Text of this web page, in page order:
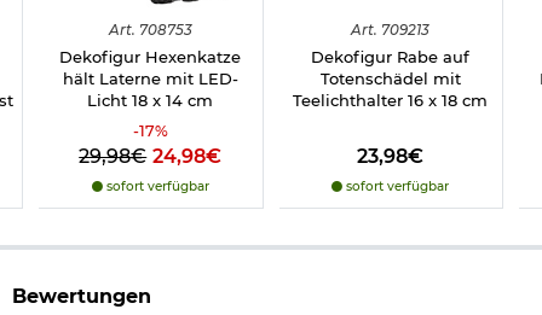
Art. 708753
Dekofigur Hexenkatze
hält Laterne mit LED-
Licht 18 x 14 cm
-17%
29,98€ 24,98€
sofort verfügbar
Art. 709213
Dekofigur Rabe auf
Totenschädel mit
Teelichthalter 16 x 18 cm
23,98€
sofort verfügbar
Bewertungen